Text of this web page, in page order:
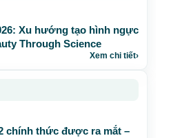
Xu hướng tạo hình ngực
Through Science
Xem chi tiết›
chính thức được ra mắt –